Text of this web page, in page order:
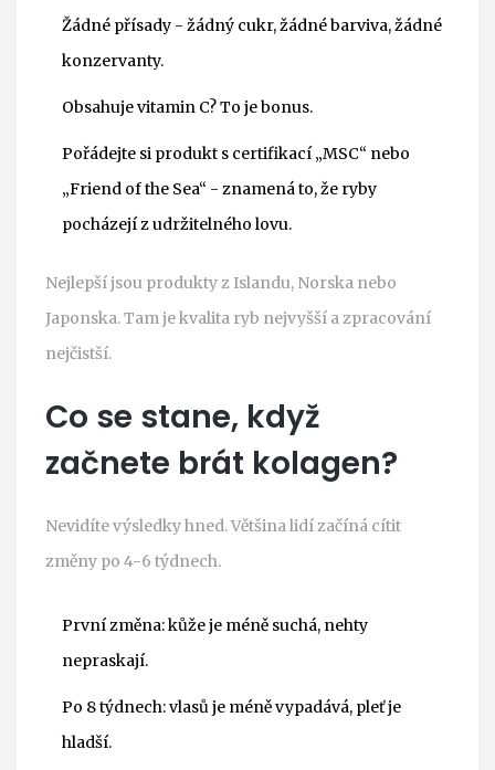
Žádné přísady - žádný cukr, žádné barviva, žádné
konzervanty.
Obsahuje vitamin C? To je bonus.
Pořádejte si produkt s certifikací „MSC“ nebo
„Friend of the Sea“ - znamená to, že ryby
pocházejí z udržitelného lovu.
Nejlepší jsou produkty z Islandu, Norska nebo
Japonska. Tam je kvalita ryb nejvyšší a zpracování
nejčistší.
Co se stane, když
začnete brát kolagen?
Nevidíte výsledky hned. Většina lidí začíná cítit
změny po 4-6 týdnech.
První změna: kůže je méně suchá, nehty
nepraskají.
Po 8 týdnech: vlasů je méně vypadává, pleť je
hladší.